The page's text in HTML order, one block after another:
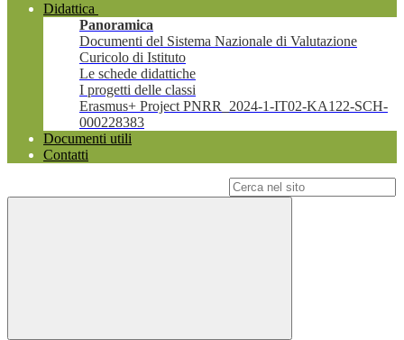
Didattica
Panoramica
Documenti del Sistema Nazionale di Valutazione
Curicolo di Istituto
Le schede didattiche
I progetti delle classi
Erasmus+ Project PNRR_2024-1-IT02-KA122-SCH-
000228383
Documenti utili
Contatti